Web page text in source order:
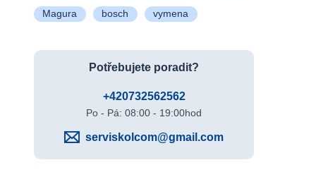
Magura bosch vymena
Potřebujete poradit?
+420732562562
Po - Pá: 08:00 - 19:00hod
serviskolcom@gmail.com